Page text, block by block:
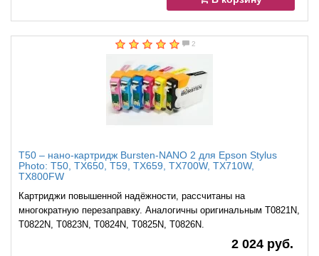
2
T50 – нано-картридж Bursten-NANO 2 для Epson Stylus
Photo: T50, TX650, T59, TX659, TX700W, TX710W,
TX800FW
Картриджи повышенной надёжности, рассчитаны на
многократную перезаправку. Аналогичны оригинальным T0821N,
T0822N, T0823N, T0824N, T0825N, T0826N.
2 024 руб.